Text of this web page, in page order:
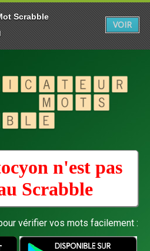
n'est pas
Scrabble
vérifier vos mots facilement :
Scrabble
VOIR